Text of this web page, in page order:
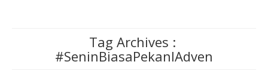
Tag Archives :
#SeninBiasaPekanIAdven